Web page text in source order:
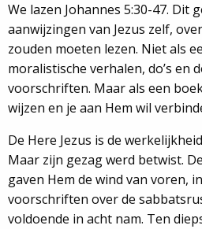
We lazen Johannes 5:30-47. Dit
aanwijzingen van Jezus zelf,
zouden moeten lezen. Niet als
moralistische verhalen, do’s en
voorschriften. Maar als een
wijzen en je aan Hem wil
De Here Jezus is de
Maar zijn gezag werd betwist.
gaven Hem de wind van voren,
voorschriften over de
voldoende in acht nam. Ten